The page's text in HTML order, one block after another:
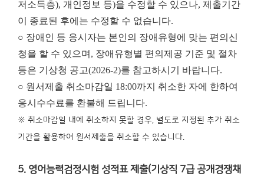
저소득층), 개인정보 등)을 수정할 수 있으나, 제출기간
이 종료된 후에는 수정할 수 없습니다.
○ 장애인 등 응시자는 본인의 장애유형에 맞는 편의신
청을 할 수 있으며, 장애유형별 편의제공 기준 및 절차
등은 기상청 공고(2026-2)를 참고하시기 바랍니다.
○ 원서제출 취소마감일 18:00까지 취소한 자에 한하여
응시수수료를 환불해 드립니다.
※ 취소마감일 내에 취소하지 못할 경우, 별도로 지정된 추가 취소
기간을 활용하여 원서제출을 취소할 수 있습니다.
5. 영어능력검정시험 성적표 제출(기상직 7급 공개경쟁채